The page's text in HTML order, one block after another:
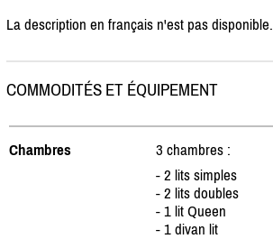
La description en français n'est pas disponible.
COMMODITÉS ET ÉQUIPEMENT
Chambres
3 chambres :
- 2 lits simples
- 2 lits doubles
- 1 lit Queen
- 1 divan lit